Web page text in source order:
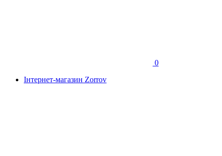
0
Інтернет-магазин Zorrov